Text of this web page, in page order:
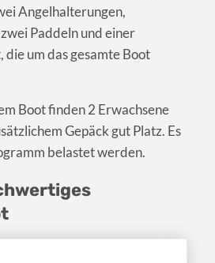
Angelhalterungen,
Paddeln und einer
um das gesamte Boot
Boot finden 2 Erwachsene
Gepäck gut Platz. Es
belastet werden.